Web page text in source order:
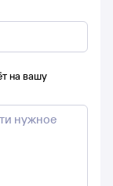
на вашу